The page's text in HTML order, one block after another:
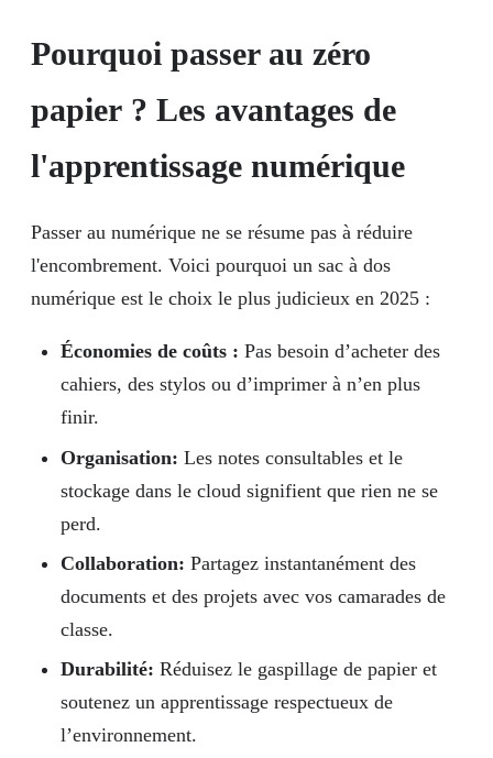
Pourquoi passer au zéro
papier ? Les avantages de
l'apprentissage numérique
Passer au numérique ne se résume pas à réduire
l'encombrement. Voici pourquoi un sac à dos
numérique est le choix le plus judicieux en 2025 :
Économies de coûts : Pas besoin d’acheter des
cahiers, des stylos ou d’imprimer à n’en plus
finir.
Organisation: Les notes consultables et le
stockage dans le cloud signifient que rien ne se
perd.
Collaboration: Partagez instantanément des
documents et des projets avec vos camarades de
classe.
Durabilité: Réduisez le gaspillage de papier et
soutenez un apprentissage respectueux de
l’environnement.